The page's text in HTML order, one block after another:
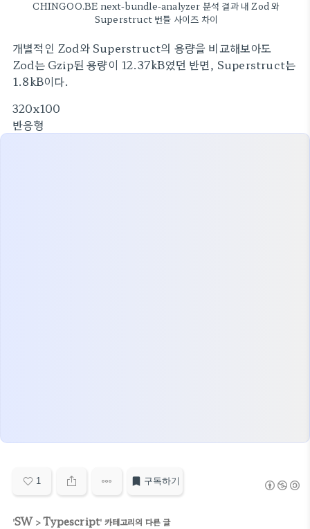
CHINGOO.BE next-bundle-analyzer 분석 결과 내 Zod 와
Superstruct 번들 사이즈 차이
개별적인 Zod와 Superstruct의 용량을 비교해보아도
Zod는 Gzip된 용량이 12.37kB였던 반면, Superstruct는
1.8kB이다.
320x100
반응형
1 구독하기
'SW>Typescript' 카테고리의 다른 글